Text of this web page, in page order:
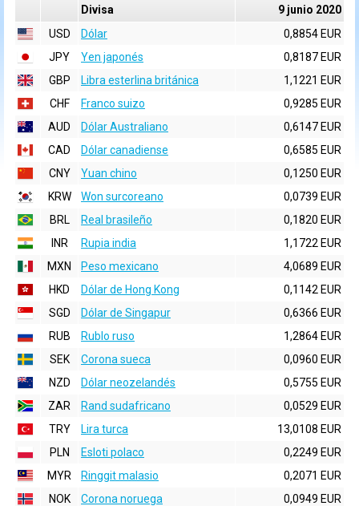
Divisa
9 junio 2020
USD
Dólar
0,8854 EUR
JPY
Yen japonés
0,8187 EUR
GBP
Libra esterlina británica
1,1221 EUR
CHF
Franco suizo
0,9285 EUR
AUD
Dólar Australiano
0,6147 EUR
CAD
Dólar canadiense
0,6585 EUR
CNY
Yuan chino
0,1250 EUR
KRW
Won surcoreano
0,0739 EUR
BRL
Real brasileño
0,1820 EUR
INR
Rupia india
1,1722 EUR
MXN
Peso mexicano
4,0689 EUR
HKD
Dólar de Hong Kong
0,1142 EUR
SGD
Dólar de Singapur
0,6366 EUR
RUB
Rublo ruso
1,2864 EUR
SEK
Corona sueca
0,0960 EUR
NZD
Dólar neozelandés
0,5755 EUR
ZAR
Rand sudafricano
0,0529 EUR
TRY
Lira turca
13,0108 EUR
PLN
Esloti polaco
0,2249 EUR
MYR
Ringgit malasio
0,2071 EUR
NOK
Corona noruega
0,0949 EUR